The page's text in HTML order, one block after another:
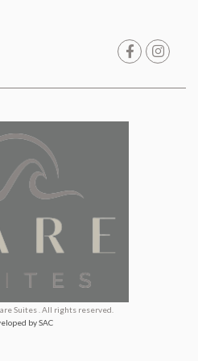
Suites . All rights reserved.
by SAC